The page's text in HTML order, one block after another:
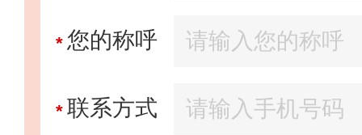
* 您的称呼
* 联系方式
亚通Aton